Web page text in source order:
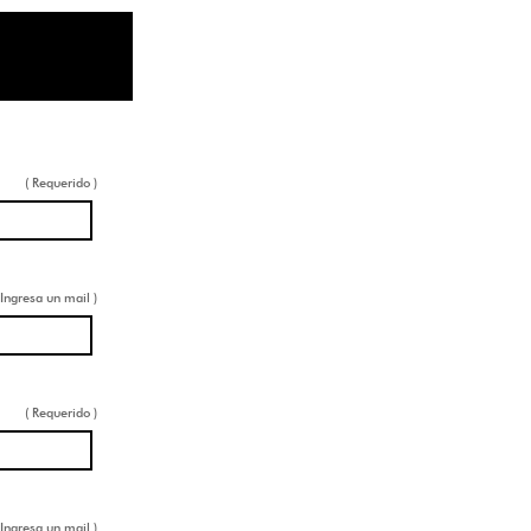
( Requerido )
un mail )
( Requerido )